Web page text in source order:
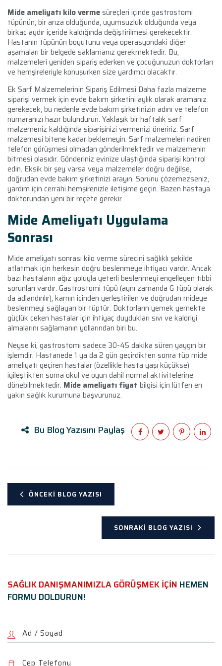
Mide ameliyatı kilo vermesüreçleri içinde gastrostomi
tüpünün, bir arıza olduğunda, uyumsuzluk olduğunda veya
birkaç aydır içeride kaldığında değiştirilmesi gerekecektir.
Hastanın tüpünün boyutunu veya operasyondaki diğer
aşamaları bir belgede saklamanız gerekmektedir. Bu,
malzemeleri yeniden sipariş ederken ve çocuğunuzun doktorları
ve hemşireleriyle konuşurken size yardımcı olacaktır.
Ek Sarf Malzemelerinin Sipariş Edilmesi Daha fazla malzeme
siparişi vermek için evde bakım şirketini aylık olarak aramanız
gerekecek, bu nedenle evde bakım şirketinizin adını ve telefon
numaranızı hazır bulundurun. Yaklaşık bir haftalık sarf
malzemeniz kaldığında siparişinizi vermenizi öneririz. Sarf
malzemesi bitene kadar beklemeyin. Sarf malzemeleri nadiren
telefon görüşmesi olmadan gönderilmektedir ve malzemenin
bitmesi olasıdır. Gönderiniz evinize ulaştığında siparişi kontrol
edin. Eksik bir şey varsa veya malzemeler doğru değilse,
doğrudan evde bakım şirketinizi arayın. Sorunu çözemezseniz,
yardım için cerrahi hemşirenizle iletişime geçin. Bazen hastaya
doktorundan yeni bir reçete gerekir.
Mide Ameliyatı Uygulama
Sonrası
Mide ameliyatı sonrası kilo verme sürecini sağlıklı şekilde
atlatmak için herkesin doğru beslenmeye ihtiyacı vardır. Ancak
bazı hastaların ağız yoluyla yeterli beslenmeyi engelleyen tıbbi
sorunları vardır. Gastrostomi tüpü (aynı zamanda G tüpü olarak
da adlandırılır), karnın içinden yerleştirilen ve doğrudan mideye
beslenmeyi sağlayan bir tüptür. Doktorların yemek yemekte
güçlük çeken hastalar için ihtiyaç duydukları sıvı ve kaloriyi
almalarını sağlamanın yollarından biri bu.
Neyse ki, gastrostomi sadece 30-45 dakika süren yaygın bir
işlemdir. Hastanede 1 ya da 2 gün geçirdikten sonra tüp mide
ameliyatı geçiren hastalar (özellikle hasta yaşı küçükse)
iyileştikten sonra okul ve oyun dahil normal aktivitelerine
dönebilmektedir. Mide ameliyatı fiyat bilgisi için lütfen en
yakın sağlık kurumuna başvurunuz.
Bu Blog Yazısını Paylaş
ÖNCEKI BLOG YAZISI
SONRAKI BLOG YAZISI
SAĞLIK DANIŞMANIMIZLA GÖRÜŞMEK İÇİN HEMEN
FORMU DOLDURUN!